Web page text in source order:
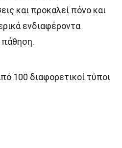
και προκαλεί πόνο και
ενδιαφέροντα
πάθηση.
100 διαφορετικοί τύποι